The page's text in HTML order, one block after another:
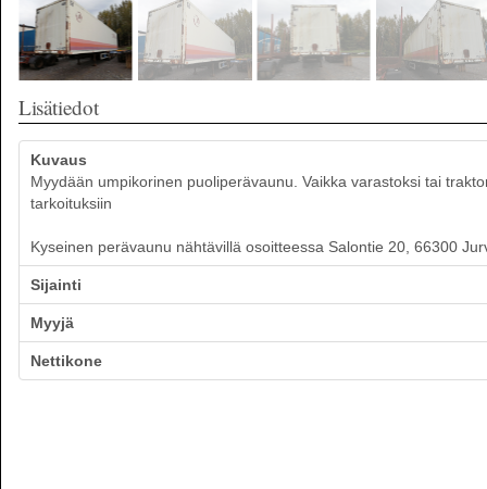
Lisätiedot
Kuvaus
Myydään umpikorinen puoliperävaunu. Vaikka varastoksi tai
tarkoituksiin
Kyseinen perävaunu nähtävillä osoitteessa Salontie 20, 66300
Sijainti
Myyjä
Nettikone